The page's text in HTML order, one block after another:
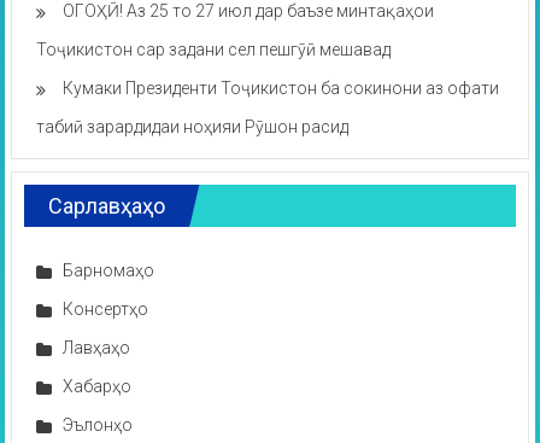
ОГОҲӢ! Аз 25 то 27 июл дар баъзе минтақаҳои
Тоҷикистон сар задани сел пешгӯӣ мешавад
Кумаки Президенти Тоҷикистон ба сокинони аз офати
табиӣ зарардидаи ноҳияи Рӯшон расид
Сарлавҳаҳо
Барномаҳо
Консертҳо
Лавҳаҳо
Хабарҳо
Эълонҳо